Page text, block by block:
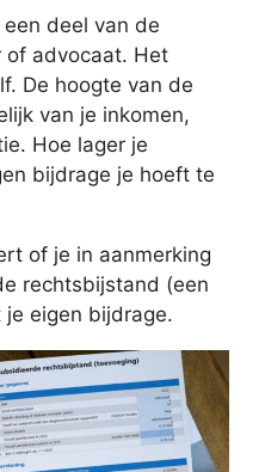
deel van de
of advocaat. Het
De hoogte van de
van je inkomen,
Hoe lager je
bijdrage je hoeft te
of je in aanmerking
rechtsbijstand (een
eigen bijdrage.